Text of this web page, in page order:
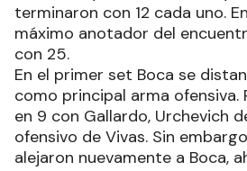
terminaron con 12 cada uno.
máximo anotador del
con 25.
En el primer set Boca se
como principal arma ofensiva.
en 9 con Gallardo, Urchevich
ofensivo de Vivas. Sin
alejaron nuevamente a Boca,